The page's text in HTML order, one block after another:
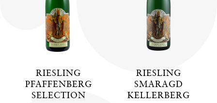
RIESLING
PFAFFENBERG
SELECTION
RIESLING
SMARAGD
KELLERBERG